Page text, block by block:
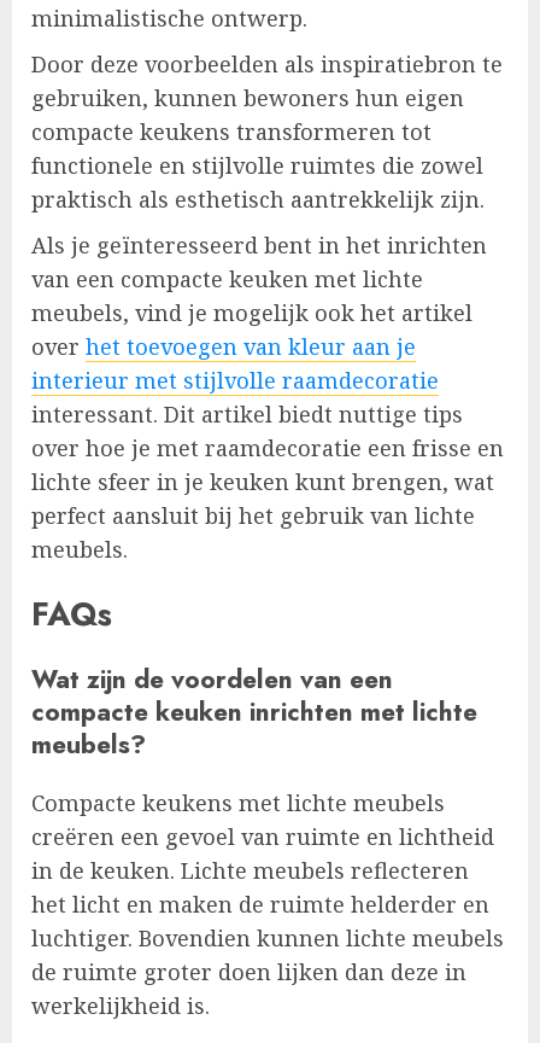
minimalistische ontwerp.
Door deze voorbeelden als inspiratiebron te
gebruiken, kunnen bewoners hun eigen
compacte keukens transformeren tot
functionele en stijlvolle ruimtes die zowel
praktisch als esthetisch aantrekkelijk zijn.
Als je geïnteresseerd bent in het inrichten
van een compacte keuken met lichte
meubels, vind je mogelijk ook het artikel
over het toevoegen van kleur aan je
interieur met stijlvolle raamdecoratie
interessant. Dit artikel biedt nuttige tips
over hoe je met raamdecoratie een frisse en
lichte sfeer in je keuken kunt brengen, wat
perfect aansluit bij het gebruik van lichte
meubels.
FAQs
Wat zijn de voordelen van een
compacte keuken inrichten met lichte
meubels?
Compacte keukens met lichte meubels
creëren een gevoel van ruimte en lichtheid
in de keuken. Lichte meubels reflecteren
het licht en maken de ruimte helderder en
luchtiger. Bovendien kunnen lichte meubels
de ruimte groter doen lijken dan deze in
werkelijkheid is.